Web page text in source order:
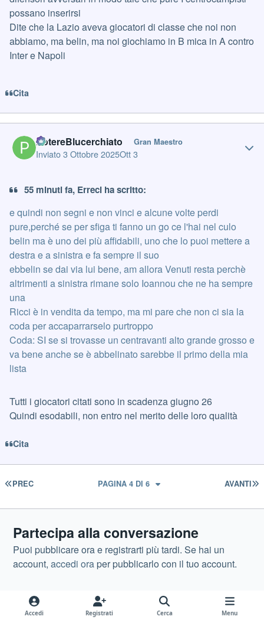
possano inserirsi
Dite che la Lazio aveva giocatori di classe che noi non
abbiamo, ma belin, ma noi giochiamo in B mica in A contro
Inter e Napoli
Cita
PotereBlucerchiato Gran Maestro
Inviato3 Ottobre 2025Ott 3
55 minuti fa, Erreci ha scritto:
e quindi non segni e non vinci e alcune volte perdi
pure,perché se per sfiga ti fanno un go ce l'hai nel culo
belin ma è uno dei più affidabili, uno che lo puoi mettere a
destra e a sinistra e fa sempre il suo
ebbelin se dai via lui bene, am allora Venuti resta perchè
altrimenti a sinistra rimane solo Ioannou che ne ha sempre
una
Ricci è in vendita da tempo, ma mi pare che non ci sia la
coda per accaparrarselo purtroppo
Coda: SI se si trovasse un centravanti alto grande grosso e
va bene anche se è abbelinato sarebbe il primo della mia
lista
Tutti i giocatori citati sono in scadenza giugno 26
Quindi esodabili, non entro nel merito delle loro qualità
Cita
PRIMA PAGINA
PREC AVANTI
PAGINA 4 DI 6
Partecipa alla conversazione
Puoi pubblicare ora e registrarti più tardi. Se hai un
account,accedi oraper pubblicarlo con il tuo account.
Accedi Registrati Cerca Menu